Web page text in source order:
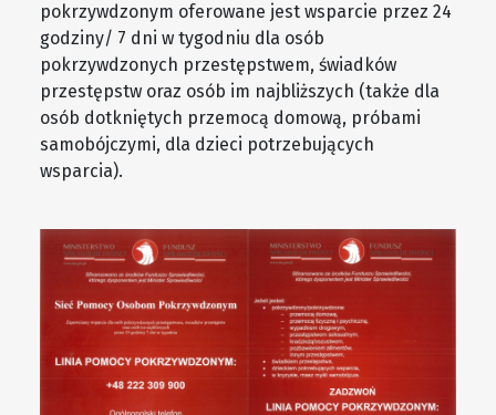
pokrzywdzonym oferowane jest wsparcie przez 24
godziny/ 7 dni w tygodniu dla osób
pokrzywdzonych przestępstwem, świadków
przestępstw oraz osób im najbliższych (także dla
osób dotkniętych przemocą domową, próbami
samobójczymi, dla dzieci potrzebujących
wsparcia).